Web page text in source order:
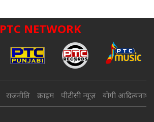
PTC NETWORK
राजनीति क्राइम पीटीसी न्यूज़ योगी आदित्यनाथ